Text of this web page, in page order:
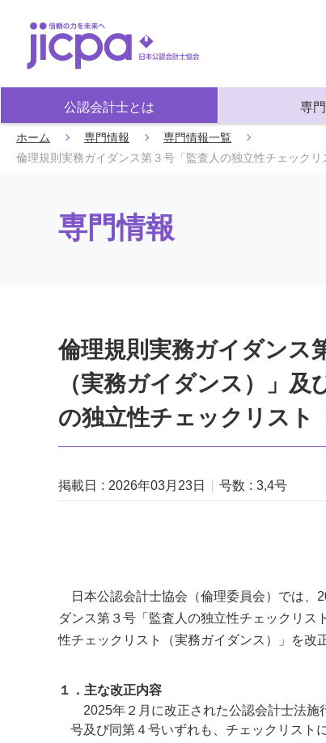
公認会計士とは 専
ホーム 専門情報
専門情報一覧
倫理規則実務ガイダンス第３号「監査人の独立性チェック
専門情報
倫理規則実務ガイダンス
（実務ガイダンス）」
の独立性チェックリスト
掲載日 2026年03月23日 号数 3,4号
日本公認会計士協会（倫理委員会）では、
ダンス第３号「監査人の独立性チェックリ
性チェックリスト（実務ガイダンス）」を改
１．主な改正内容
2025年２月に改正された公認会計士法施
号及び同第４号いずれも、チェックリスト